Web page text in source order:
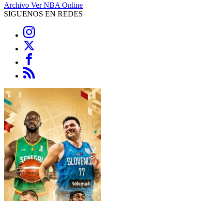
Archivo Ver NBA Online
SIGUENOS EN REDES